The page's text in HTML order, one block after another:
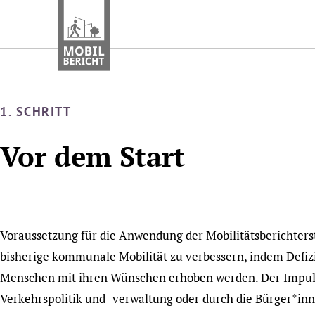
springen
1. SCHRITT
Vor dem Start
Voraussetzung für die Anwendung der
bisherige kommunale Mobilität zu verbessern, indem
Menschen mit ihren Wünschen erhoben werden. Der
Verkehrspolitik und -verwaltung oder durch die